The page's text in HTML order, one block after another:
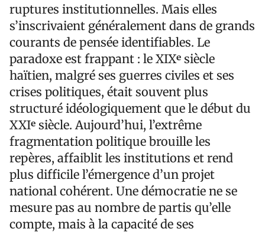
ruptures institutionnelles. Mais elles
s’inscrivaient généralement dans de grands
courants de pensée identifiables. Le
paradoxe est frappant : le XIXᵉ siècle
haïtien, malgré ses guerres civiles et ses
crises politiques, était souvent plus
structuré idéologiquement que le début du
XXIᵉ siècle. Aujourd’hui, l’extrême
fragmentation politique brouille les
repères, affaiblit les institutions et rend
plus difficile l’émergence d’un projet
national cohérent. Une démocratie ne se
mesure pas au nombre de partis qu’elle
compte, mais à la capacité de ses